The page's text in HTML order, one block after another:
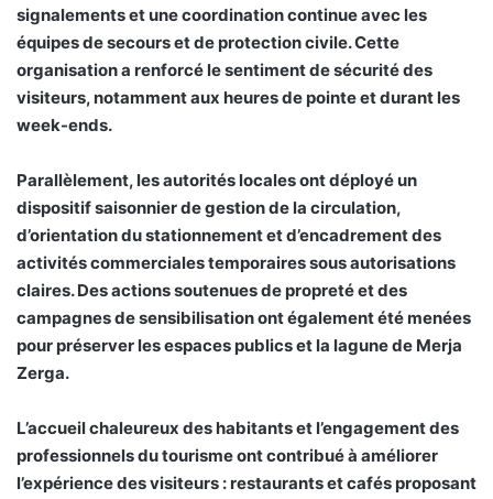
signalements et une coordination continue avec les
équipes de secours et de protection civile. Cette
organisation a renforcé le sentiment de sécurité des
visiteurs, notamment aux heures de pointe et durant les
week-ends.
Parallèlement, les autorités locales ont déployé un
dispositif saisonnier de gestion de la circulation,
d’orientation du stationnement et d’encadrement des
activités commerciales temporaires sous autorisations
claires. Des actions soutenues de propreté et des
campagnes de sensibilisation ont également été menées
pour préserver les espaces publics et la lagune de Merja
Zerga.
L’accueil chaleureux des habitants et l’engagement des
professionnels du tourisme ont contribué à améliorer
l’expérience des visiteurs : restaurants et cafés proposant